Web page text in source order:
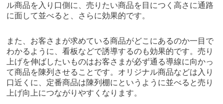
ル商品を入り口側に、売りたい商品を目につく高さに通路
に面して並べると、さらに効果的です。
また、お客さまが求めている商品がどこにあるのか一目で
わかるように、看板などで誘導するのも効果的です。売り
上げを伸ばしたいものはお客さまが必ず通る導線に向かっ
て商品を陳列させることです。オリジナル商品などは入り
口近くに、定番商品は陳列棚にというように並べると売り
上げ向上につながりやすくなります。